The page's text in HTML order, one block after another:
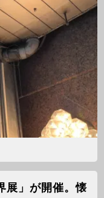
展」が開催。懐